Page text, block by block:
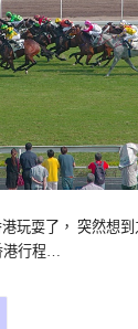
玩耍了， 突然想
港行程…